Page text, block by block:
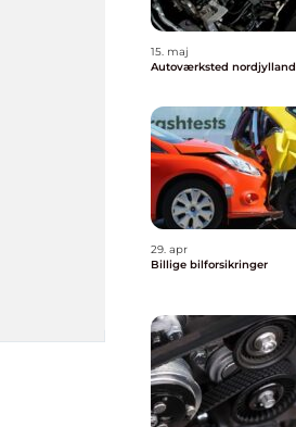
15. maj
Autoværksted nordjylland
29. apr
Billige bilforsikringer